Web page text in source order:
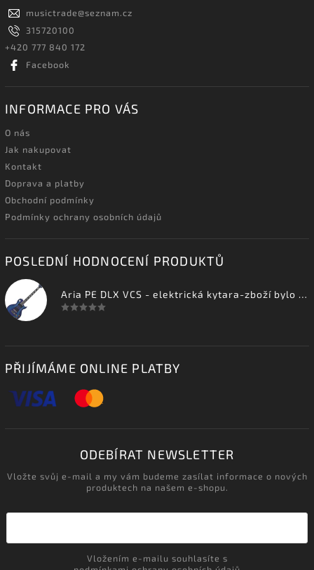
musictrade@seznam.cz
315720100
+420 777 840 172
Facebook
INFORMACE PRO VÁS
O nás
Jak nakupovat
Kontakt
Doprava a platby
Obchodní podmínky
Podmínky ochrany osobních údajů
POSLEDNÍ HODNOCENÍ PRODUKTŮ
Aria PE DLX VCS - elektrická kytara-zboží bylo vystaveno na prodejně
PŘIJÍMÁME ONLINE PLATBY
ODEBÍRAT NEWSLETTER
Vložte svůj e-mail a my vám budeme zasílat informace o nových
produktech na našem e-shopu.